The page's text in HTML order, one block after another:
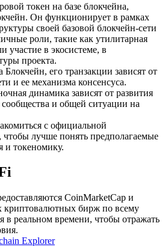
лучшим трейдерам
прибыли и комиссиями
токен на базе блокчейна,
Он функционирует в рамках
своей базовой блокчейн-сети
роли, такие как утилитарная
участие в экосистеме, в
проекта.
его транзакции зависят от
и ее механизма консенсуса.
динамика зависят от развития
и общей ситуации на
с официальной
чтобы лучше понять предполагаемые
и токеномику.
CoinMarketCap и
криптовалютных бирж по всему
реальном времени, чтобы отражать
Explorer